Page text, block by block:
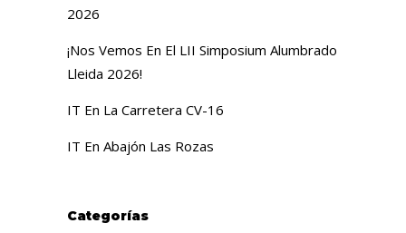
2026
¡Nos Vemos En El LII Simposium Alumbrado
Lleida 2026!
IT En La Carretera CV-16
IT En Abajón Las Rozas
Categorías